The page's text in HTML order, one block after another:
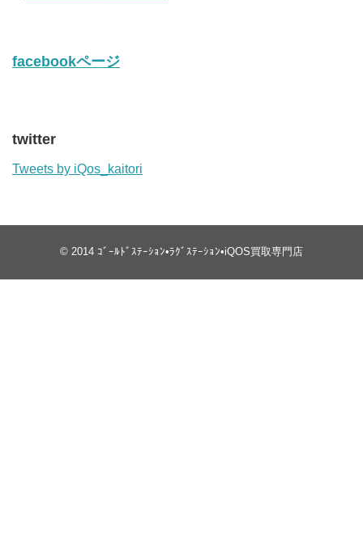
facebookページ
twitter
Tweets by iQos_kaitori
© 2014 ｺﾞｰﾙﾄﾞｽﾃｰｼｮﾝ•ﾗｸﾞｽﾃｰｼｮﾝ•iQOS買取専門店